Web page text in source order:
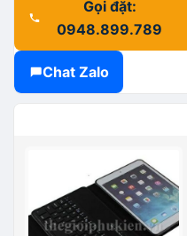
Gọi đặt:
0948.899.789
Chat Zalo